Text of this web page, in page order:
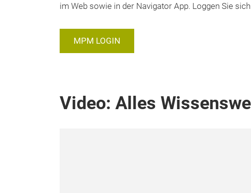
im Web sowie in der Navigator App. Loggen Sie
MPM LOGIN
Video: Alles